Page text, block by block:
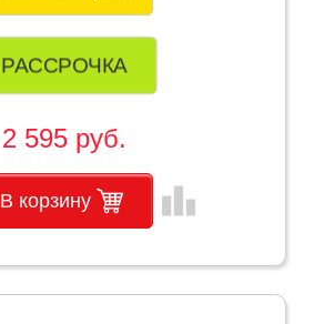
РАССРОЧКА
2 595 руб.
В корзину leaderboard